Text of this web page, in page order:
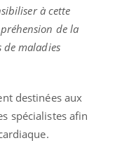
à cette
de la
de maladies
destinées aux
spécialistes afin